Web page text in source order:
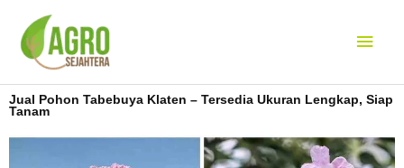
konten
Jual Pohon Tabebuya Klaten – Tersedia Ukuran Lengkap, Siap
Tanam